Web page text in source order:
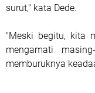
surut," kata Dede.
"Meski begitu, kita
mengamati
memburuknya